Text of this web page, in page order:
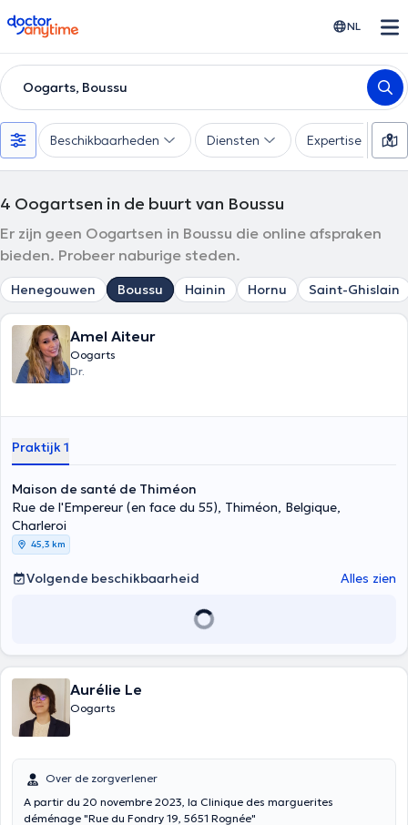
doctoranytime NL
Oogarts, Boussu
Beschikbaarheden Diensten Expertise
4 Oogartsen in de buurt van Boussu
Er zijn geen Oogartsen in Boussu die online afspraken
bieden. Probeer naburige steden.
Henegouwen Boussu Hainin Hornu Saint-Ghislain
Amel Aiteur
Oogarts
Dr.
Praktijk 1
Maison de santé de Thiméon
Rue de l'Empereur (en face du 55), Thiméon, Belgique,
Charleroi
45,3 km
Volgende beschikbaarheid Alles zien
Aurélie Le
Oogarts
Over de zorgverlener
A partir du 20 novembre 2023, la Clinique des marguerites
déménage "Rue du Fondry 19, 5651 Rognée"